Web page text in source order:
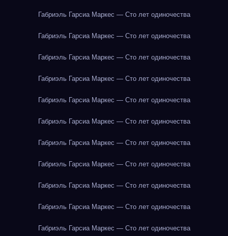
Габриэль Гарсиа Маркес — Сто лет одиночества
Габриэль Гарсиа Маркес — Сто лет одиночества
Габриэль Гарсиа Маркес — Сто лет одиночества
Габриэль Гарсиа Маркес — Сто лет одиночества
Габриэль Гарсиа Маркес — Сто лет одиночества
Габриэль Гарсиа Маркес — Сто лет одиночества
Габриэль Гарсиа Маркес — Сто лет одиночества
Габриэль Гарсиа Маркес — Сто лет одиночества
Габриэль Гарсиа Маркес — Сто лет одиночества
Габриэль Гарсиа Маркес — Сто лет одиночества
Габриэль Гарсиа Маркес — Сто лет одиночества